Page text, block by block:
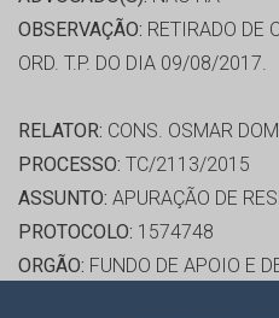
OBSERVAÇÃO: RETIRADO DE
ORD. T.P. DO DIA 09/08/2017.
RELATOR: CONS. OSMAR
PROCESSO: TC/2113/2015
ASSUNTO: APURAÇÃO DE
PROTOCOLO: 1574748
ORGÃO: FUNDO DE APOIO E